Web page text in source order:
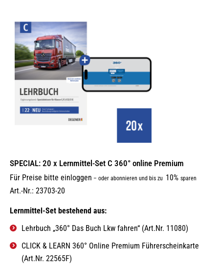
SPECIAL: 20 x Lernmittel-Set C 360° online Premium
Für Preise bitte einloggen – oder abonnieren und bis zu 10% sparen
Art.-Nr.: 23703-20
Lernmittel-Set bestehend aus:
Lehrbuch „360° Das Buch Lkw fahren“ (Art.Nr. 11080)
CLICK & LEARN 360° Online Premium Führerscheinkarte
(Art.Nr. 22565F)